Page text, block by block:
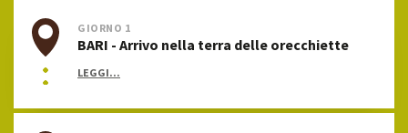
GIORNO 1
BARI - Arrivo nella terra delle orecchiette
LEGGI...